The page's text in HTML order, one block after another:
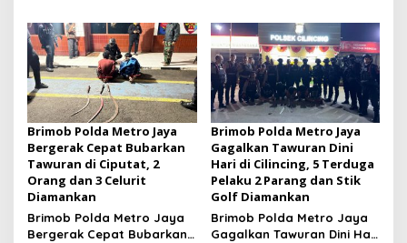
kepada Kepolisian
Brimob Polda Metro Jaya
Bergerak Cepat Bubarkan
Tawuran di Ciputat, 2
Orang dan 3 Celurit
Diamankan
Brimob Polda Metro Jaya
Bergerak Cepat Bubarkan
Brimob Polda Metro Jaya
Gagalkan Tawuran Dini
Hari di Cilincing, 5 Terduga
Pelaku 2 Parang dan Stik
Golf Diamankan
Brimob Polda Metro Jaya
Gagalkan Tawuran Dini Hari